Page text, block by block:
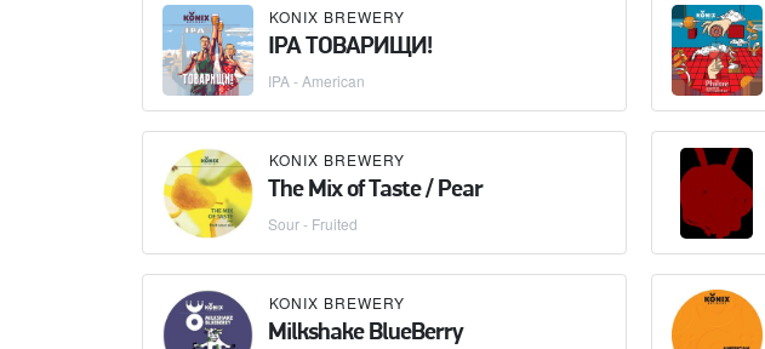
KONIX BREWERY
IPA ТОВАРИЩИ!
IPA - American
KONIX BREWERY
The Mix of Taste / Pear
Sour - Fruited
KONIX BREWERY
Milkshake BlueBerry